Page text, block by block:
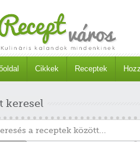
Cikkek Receptek
keresel